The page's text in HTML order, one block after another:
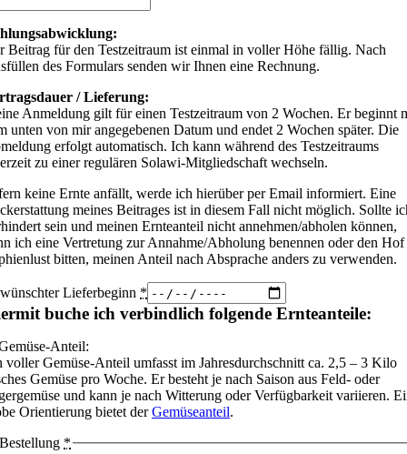
Beitrag für den Testzeitraum ist einmal in voller Höhe fällig. Nach
des Formulars senden wir Ihnen eine Rechnung.
/ Lieferung:
Anmeldung gilt für einen Testzeitraum von 2 Wochen. Er beginnt
unten von mir angegebenen Datum und endet 2 Wochen später. Die
erfolgt automatisch. Ich kann während des Testzeitraums
zu einer regulären Solawi-Mitgliedschaft wechseln.
keine Ernte anfällt, werde ich hierüber per Email informiert. Eine
meines Beitrages ist in diesem Fall nicht möglich. Sollte
sein und meinen Ernteanteil nicht annehmen/abholen können,
ich eine Vertretung zur Annahme/Abholung benennen oder den Hof
bitten, meinen Anteil nach Absprache anders zu verwenden.
Lieferbeginn *
buche ich verbindlich folgende Ernteanteile:
Anteil:
voller Gemüse-Anteil umfasst im Jahresdurchschnitt ca. 2,5 – 3 Kilo
Gemüse pro Woche. Er besteht je nach Saison aus Feld- oder
und kann je nach Witterung oder Verfügbarkeit variieren.
Orientierung bietet derGemüseanteil.
Bestellung *